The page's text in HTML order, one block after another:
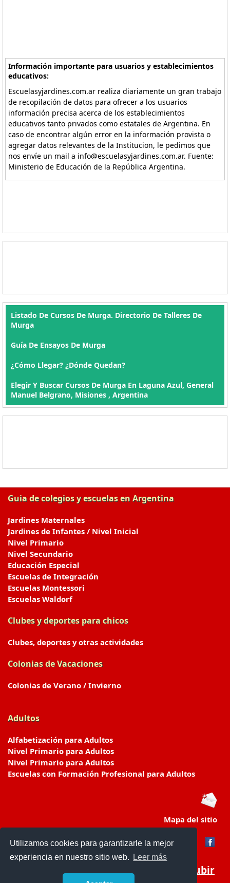
Utilizamos cookies para garantizarle la mejor
experiencia en nuestro sitio web.
Leer más
Información importante para usuarios y establecimientos
educativos:
Escuelasyjardines.com.ar realiza diariamente un gran trabajo
de recopilación de datos para ofrecer a los usuarios
información precisa acerca de los establecimientos
educativos tanto privados como estatales de Argentina. En
caso de encontrar algún error en la información provista o
agregar datos relevantes de la Institucion, le pedimos que
nos envíe un mail a info@escuelasyjardines.com.ar. Fuente:
Ministerio de Educación de la República Argentina.
Listado De Cursos De Murga. Directorio De Talleres De
Murga
Guía De Ensayos De Murga
¿Cómo Llegar? ¿Dónde Quedan?
Elegir Y Buscar Cursos De Murga En Laguna Azul, General
Manuel Belgrano, Misiones , Argentina
Guia de colegios y escuelas en Argentina
Jardines Maternales
Jardines de Infantes / Nivel Inicial
Nivel Primario
Nivel Secundario
Educación Especial
Escuelas de Integración
Escuelas Montessori
Escuelas Waldorf
Clubes y deportes para chicos
Clubes, deportes y otras actividades
Colonias de Vacaciones
Colonias de Verano / Invierno
Adultos
Alfabetización para Adultos
Nivel Primario para Adultos
Nivel Primario para Adultos
Escuelas con Formación Profesional para Adultos
Mapa del sitio
Subir